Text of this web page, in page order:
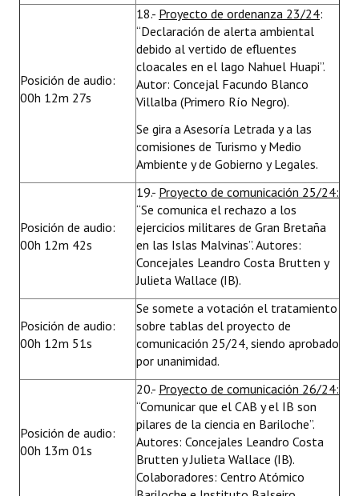
Posición de audio:
00h 12m 27s
18.- Proyecto de ordenanza 23/24:
“Declaración de alerta ambiental
debido al vertido de efluentes
cloacales en el lago Nahuel Huapi”.
Autor: Concejal Facundo Blanco
Villalba (Primero Río Negro).
Se gira a Asesoría Letrada y a las
comisiones de Turismo y Medio
Ambiente y de Gobierno y Legales.
Posición de audio:
00h 12m 42s
19.- Proyecto de comunicación 25/24:
“Se comunica el rechazo a los
ejercicios militares de Gran Bretaña
en las Islas Malvinas”. Autores:
Concejales Leandro Costa Brutten y
Julieta Wallace (IB).
Posición de audio:
00h 12m 51s
Se somete a votación el tratamiento
sobre tablas del proyecto de
comunicación 25/24, siendo aprobado
por unanimidad.
Posición de audio:
00h 13m 01s
20.- Proyecto de comunicación 26/24:
“Comunicar que el CAB y el IB son
pilares de la ciencia en Bariloche”.
Autores: Concejales Leandro Costa
Brutten y Julieta Wallace (IB).
Colaboradores: Centro Atómico